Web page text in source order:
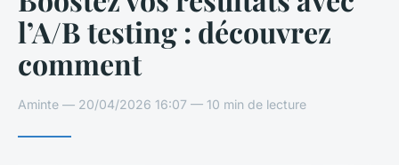
l’A/B testing : découvrez
comment
Aminte — 20/04/2026 16:07 — 10 min de lecture